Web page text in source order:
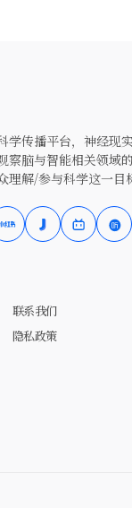
学传播平台，神经现
察脑与智能相关领域
解/参与科学这一目
联系我们
隐私政策